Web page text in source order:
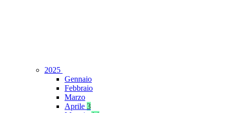
2025
Gennaio
Febbraio
Marzo
Aprile 3